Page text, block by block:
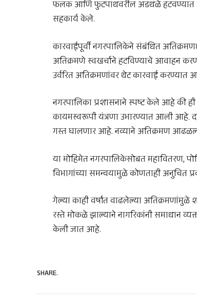
फलक आणि फुटपाथवरील अडथळे हटवण्यात
सहकार्य केले.
कारवाईपूर्वी नगरपालिकेने संबंधित
अतिक्रमणे स्वखर्चाने हटविण्याचे आवाहन
उर्वरित अतिक्रमणांवर थेट कारवाई करण्यात
नगरपालिका प्रशासनाने स्पष्ट केले आहे की
कायमस्वरूपी यंत्रणा उभारण्यात आली
गस्त घालणार आहे. नव्याने अतिक्रमण
या मोहिमेत नगरपालिकेसोबत महावितरण,
विभागांच्या समन्वयामुळे कोणताही अनुचित
गेल्या काही वर्षांत वाढलेल्या अतिक्रमणांमुळे
रस्ते मोकळे झाल्याने नागरिकांनी समाधान
केली जात आहे.
SHARE.